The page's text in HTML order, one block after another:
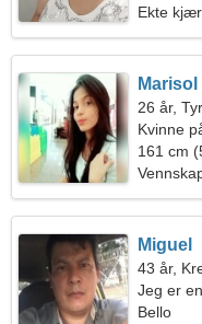
Ekte
Marisol
26 år,
Kvinne
161 cm
Miguel
43 år,
Jeg er
kvinne
Bello